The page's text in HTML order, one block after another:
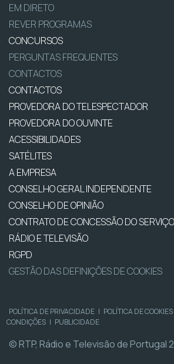
EM DIRETO
REVER PROGRAMAS
CONCURSOS
PERGUNTAS FREQUENTES
CONTACTOS
CONTACTOS
PROVEDORA DO TELESPECTADOR
PROVEDORA DO OUVINTE
ACESSIBILIDADES
SATÉLITES
A EMPRESA
CONSELHO GERAL INDEPENDENTE
CONSELHO DE OPINIÃO
CONTRATO DE CONCESSÃO DO
RÁDIO E TELEVISÃO
RGPD
GESTÃO DAS DEFINIÇÕES DE COOKIES
POLÍTICA DE PRIVACIDADE | POLÍTICA DE COOKIES
CONDIÇÕES | PUBLICIDADE
© RTP, Rádio e Televisão de Portugal